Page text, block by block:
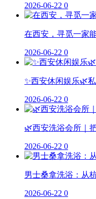
2026-06-22 0
在西安，寻觅一家
2026-06-22 0
✨西安休闲娱乐🌿
2026-06-22 0
🌿西安洗浴会所｜
2026-06-22 0
男士桑拿洗浴：从
2026-06-22 0